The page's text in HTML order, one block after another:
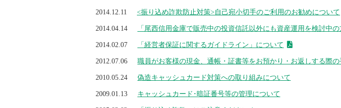
2014.12.11 <振り込め詐欺防止対策>自己宛小切手のご利用のお勧めについて
2014.04.14 「尾西信用金庫で販売中の投資信託以外にも資産運用を検討中
2014.02.07 「経営者保証に関するガイドライン」について
2012.07.06 職員がお客様の現金、通帳・証書等をお預かり・お返しする際
2010.05.24 偽造キャッシュカード対策への取り組みについて
2009.01.13 キャッシュカード･暗証番号等の管理について